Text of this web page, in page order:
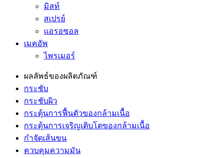
มิสท์
สเปรย์
แอรอซอล
เมคอัพ
ไพรเมอร์
ผลลัพธ์ของผลิตภัณฑ์
กระชับ
กระชับผิว
กระตุ้นการฟื้นตัวของกล้ามเนื้อ
กระตุ้นการเจริญเติบโตของกล้ามเนื้อ
กำจัดเส้นขน
ควบคุมความมัน